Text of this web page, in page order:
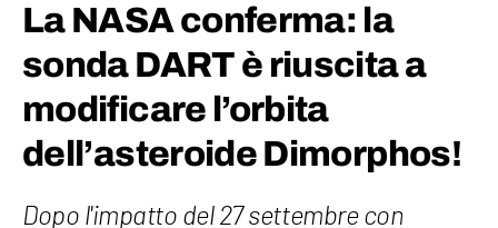
La NASA conferma: la
sonda DART è riuscita a
modificare l’orbita
dell’asteroide Dimorphos!
Dopo l'impatto del 27 settembre con